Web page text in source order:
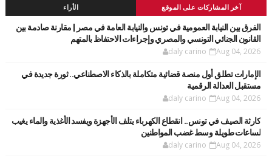
آخر المشاركات على الموقع الأراء
الفرق بين النيابة العمومية في تونس والنيابة العامة في مصر | مقارنة صادمة بين
القانون الجنائي التونسي والمصري وإجراءات الاحتفاظ بالمتهم
daly carino Aug 04, 2026
الإمارات تطلق أول منصة قضائية متكاملة بالذكاء الاصطناعي.. ثورة جديدة في
مستقبل العدالة الرقمية
daly carino Aug 04, 2026
كارثة الصيف في تونس.. انقطاع الكهرباء يتلف الأجهزة ويفسد الأغذية والماء يغيب
لساعات طويلة وسط غضب المواطنين
daly carino Aug 04, 2026